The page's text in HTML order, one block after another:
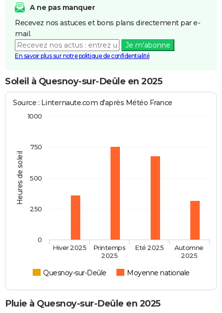
A ne pas manquer
Recevez nos astuces et bons plans directement par e-
mail.
Je m'abonne
En savoir plus sur notre politique de confidentialité
Soleil à Quesnoy-sur-Deûle en 2025
Heures de soleil
Source : Linternaute.com d'après Météo France
Quesnoy-sur-Deûle Moyenne nationale
Hiver 2025
Printemps
2025
Eté 2025
Automne
2025
0
250
500
750
1000
Pluie à Quesnoy-sur-Deûle en 2025